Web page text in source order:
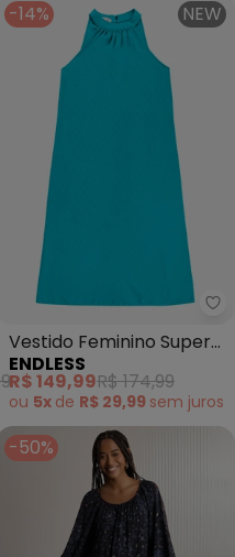
- Vestido (Folhagem
-14% NEW
Vestido Feminino Super
Midi Evasê Liso (Azul)
ENDLESS
R$ 149,99R$ 174,99
ou 5x de R$ 29,99 sem juros
-50%